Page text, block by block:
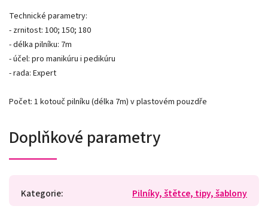
Technické parametry:
- zrnitost: 100; 150; 180
- délka pilníku: 7m
- účel: pro manikúru i pedikúru
- rada: Expert
Počet: 1 kotouč pilníku (délka 7m) v plastovém pouzdře
Doplňkové parametry
Kategorie: Pilníky, štětce, tipy, šablony